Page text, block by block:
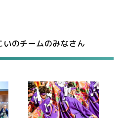
のチームのみなさん